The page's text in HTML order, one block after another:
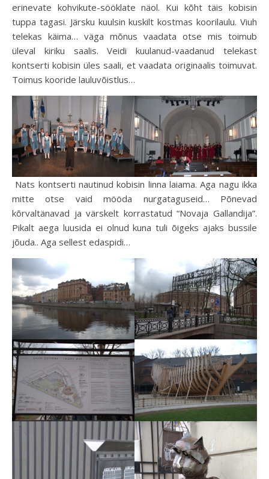
erinevate kohvikute-sööklate näol. Kui kõht täis kobisin
tuppa tagasi. Järsku kuulsin kuskilt kostmas koorilaulu. Viuh
telekas käima… väga mõnus vaadata otse mis toimub
üleval kiriku saalis. Veidi kuulanud-vaadanud telekast
kontserti kobisin üles saali, et vaadata originaalis toimuvat.
Toimus kooride lauluvõistlus…
Nats kontserti nautinud kobisin linna laiama. Aga nagu ikka
mitte otse vaid mööda nurgataguseid… Põnevad
kõrvaltänavad ja värskelt korrastatud “Novaja Gallandija”.
Pikalt aega luusida ei olnud kuna tuli õigeks ajaks bussile
jõuda.. Aga sellest edaspidi…